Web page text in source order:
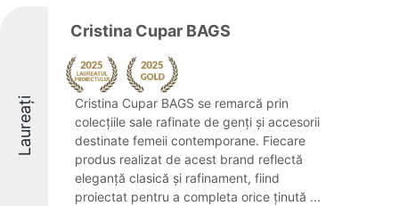
Laureați
Cristina Cupar BAGS
Cristina Cupar BAGS se remarcă prin
colecțiile sale rafinate de genți și accesorii
destinate femeii contemporane. Fiecare
produs realizat de acest brand reflectă
eleganță clasică și rafinament, fiind
proiectat pentru a completa orice ținută ...